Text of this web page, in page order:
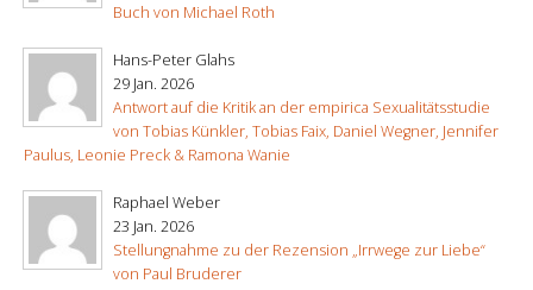
Buch von Michael Roth
Hans-Peter Glahs
29 Jan. 2026
Antwort auf die Kritik an der empirica Sexualitätsstudie
von Tobias Künkler, Tobias Faix, Daniel Wegner, Jennifer
Paulus, Leonie Preck & Ramona Wanie
Raphael Weber
23 Jan. 2026
Stellungnahme zu der Rezension „Irrwege zur Liebe“
von Paul Bruderer